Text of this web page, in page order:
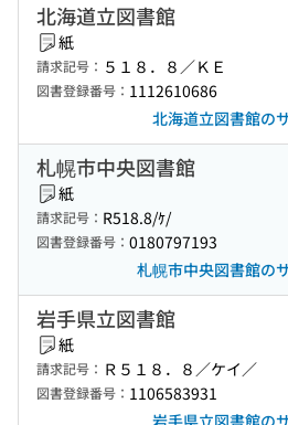
北海道立図書館
紙
請求記号： ５１８．８／ＫＥ
図書登録番号： 1112610686
北海道立図書館の
札幌市中央図書館
紙
請求記号： R518.8/ｹ/
図書登録番号： 0180797193
札幌市中央図書館の
岩手県立図書館
紙
請求記号： Ｒ５１８．８／ケイ／
図書登録番号： 1106583931
岩手県立図書館の